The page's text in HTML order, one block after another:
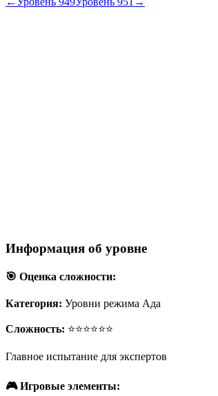
Информация об уровне
🎯 Оценка сложности:
Категория: Уровни режима Ада
Сложность: ⭐⭐⭐⭐⭐⭐
Главное испытание для экспертов
🎮 Игровые элементы: